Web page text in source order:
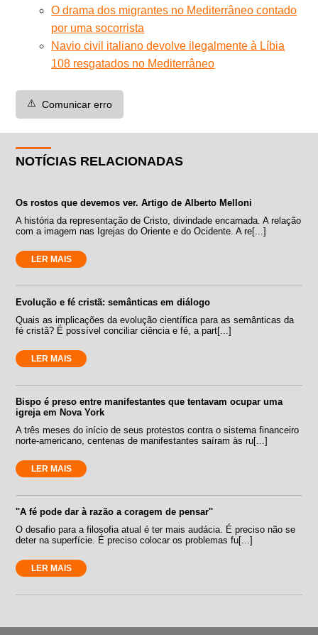
O drama dos migrantes no Mediterrâneo contado
por uma socorrista
Navio civil italiano devolve ilegalmente à Líbia
108 resgatados no Mediterrâneo
⚠️ Comunicar erro
NOTÍCIAS RELACIONADAS
Os rostos que devemos ver. Artigo de Alberto Melloni
A história da representação de Cristo, divindade encarnada. A relação
com a imagem nas Igrejas do Oriente e do Ocidente. A re[...]
LER MAIS
Evolução e fé cristã: semânticas em diálogo
Quais as implicações da evolução científica para as semânticas da
fé cristã? É possível conciliar ciência e fé, a part[...]
LER MAIS
Bispo é preso entre manifestantes que tentavam ocupar uma
igreja em Nova York
A três meses do início de seus protestos contra o sistema financeiro
norte-americano, centenas de manifestantes saíram às ru[...]
LER MAIS
''A fé pode dar à razão a coragem de pensar''
O desafio para a filosofia atual é ter mais audácia. É preciso não se
deter na superfície. É preciso colocar os problemas fu[...]
LER MAIS